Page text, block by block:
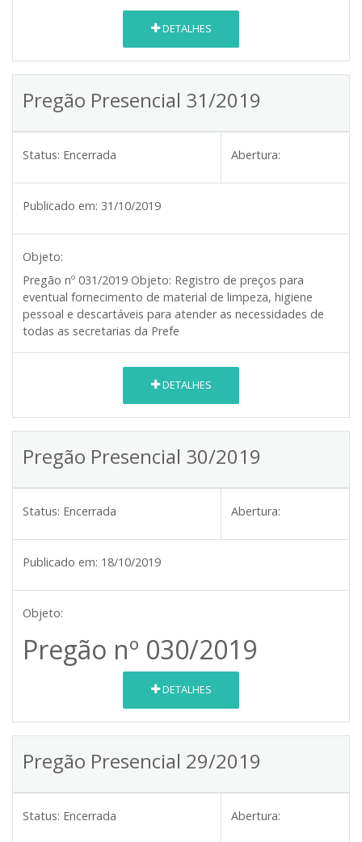
DETALHES
Pregão Presencial 31/2019
Status: Encerrada Abertura:
Publicado em: 31/10/2019
Objeto:
Pregão nº 031/2019 Objeto: Registro de preços para
eventual fornecimento de material de limpeza, higiene
pessoal e descartáveis para atender as necessidades de
todas as secretarias da Prefe
DETALHES
Pregão Presencial 30/2019
Status: Encerrada Abertura:
Publicado em: 18/10/2019
Objeto:
Pregão nº 030/2019
DETALHES
Pregão Presencial 29/2019
Status: Encerrada Abertura: